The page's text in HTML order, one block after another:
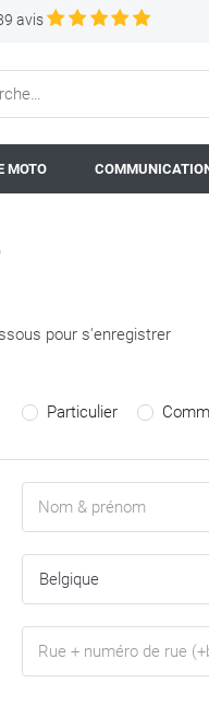
avis
MOTO
pour s'enregistrer
Particulier